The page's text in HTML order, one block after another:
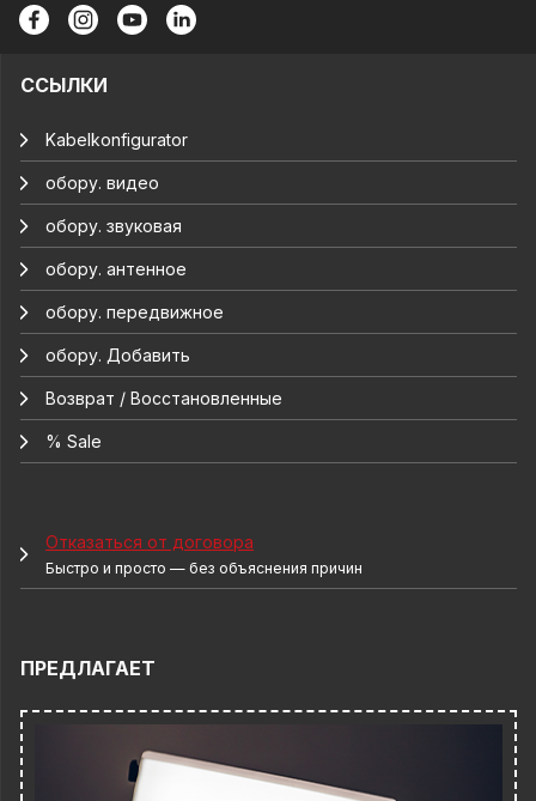
ССЫЛКИ
Kabelkonfigurator
обору. видео
обору. звуковая
обору. антенное
обору. передвижное
обору. Добавить
Возврат / Восстановленные
% Sale
Отказаться от договора
Быстро и просто — без объяснения причин
ПРЕДЛАГАЕТ